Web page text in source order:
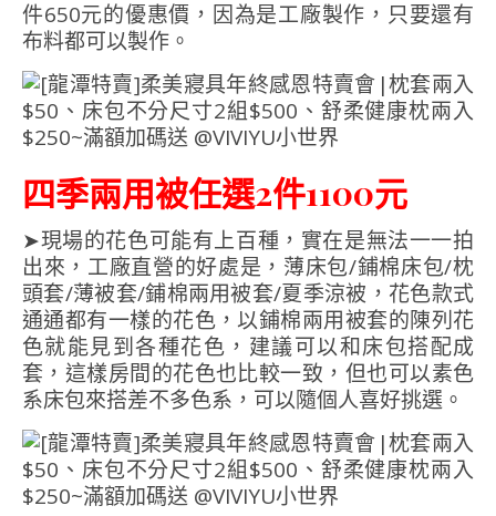
件650元的優惠價，因為是工廠製作，只要還有
布料都可以製作。
四季兩用被任選2件1100元
➤現場的花色可能有上百種，實在是無法一一拍
出來，工廠直營的好處是，薄床包/鋪棉床包/枕
頭套/薄被套/鋪棉兩用被套/夏季涼被，花色款式
通通都有一樣的花色，以鋪棉兩用被套的陳列花
色就能見到各種花色，建議可以和床包搭配成
套，這樣房間的花色也比較一致，但也可以素色
系床包來搭差不多色系，可以隨個人喜好挑選。